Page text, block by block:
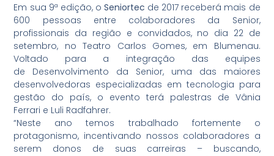
Em sua 9ª edição, o Seniortec de 2017 receberá mais de
600 pessoas entre colaboradores da Senior,
profissionais da região e convidados, no dia 22 de
setembro, no Teatro Carlos Gomes, em Blumenau.
Voltado para a integração das equipes
de Desenvolvimento da Senior, uma das maiores
desenvolvedoras especializadas em tecnologia para
gestão do país, o evento terá palestras de Vânia
Ferrari e Luli Radfahrer.
“Neste ano temos trabalhado fortemente o
protagonismo, incentivando nossos colaboradores a
serem donos de suas carreiras – buscando,